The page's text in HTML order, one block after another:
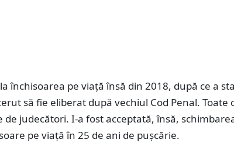
închisoarea pe viață însă din 2018, după ce a
să fie eliberat după vechiul Cod Penal. Toate
de judecători. I-a fost acceptată, însă,
pe viață în 25 de ani de pușcărie.